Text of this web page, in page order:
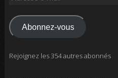
mail
Abonnez-vous
Rejoignez les 354 autres abonnés